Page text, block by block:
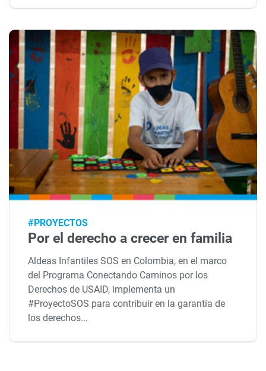
#PROYECTOS
Por el derecho a crecer en familia
Aldeas Infantiles SOS en Colombia, en el marco
del Programa Conectando Caminos por los
Derechos de USAID, implementa un
#ProyectoSOS para contribuir en la garantía de
los derechos...